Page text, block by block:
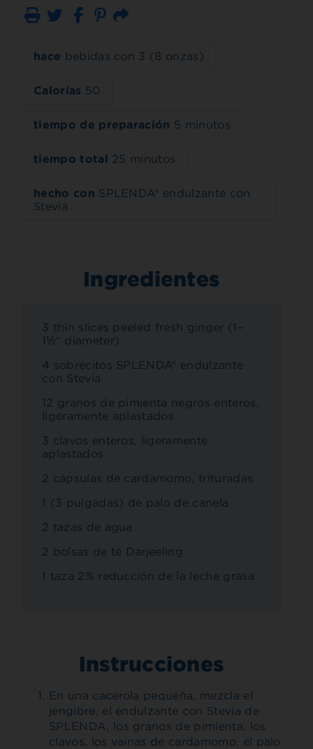
Imprimir Correo electrónico
hace bebidas con 3 (8 onzas)
Calorías 50
tiempo de preparación 5 minutos
tiempo total 25 minutos
hecho con SPLENDA® endulzante con
Stevia
Ingredientes
3 thin slices peeled fresh ginger (1–
1½“ diameter)
4 sobrecitos SPLENDA® endulzante
con Stevia
12 granos de pimienta negros enteros,
ligeramente aplastados
3 clavos enteros, ligeramente
aplastados
2 cápsulas de cardamomo, trituradas
1 (3 pulgadas) de palo de canela
2 tazas de agua
2 bolsas de té Darjeeling
1 taza 2% reducción de la leche grasa
Instrucciones
En una cacerola pequeña, mezcla el
jengibre, el endulzante con Stevia de
SPLENDA, los granos de pimienta, los
clavos, los vainas de cardamomo, el palo